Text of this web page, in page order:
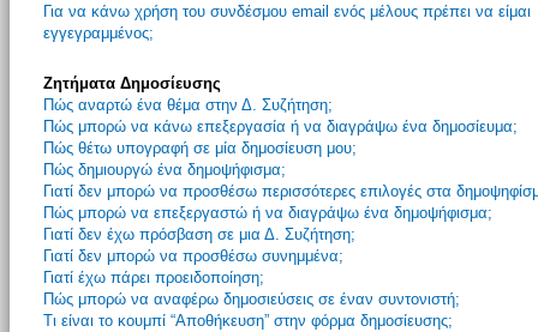
Για να κάνω χρήση του συνδέσμου email ενός μέλους πρέπει να είμαι
εγγεγραμμένος;
Ζητήματα Δημοσίευσης
Πώς αναρτώ ένα θέμα στην Δ. Συζήτηση;
Πώς μπορώ να κάνω επεξεργασία ή να διαγράψω ένα δημοσίευμα;
Πώς θέτω υπογραφή σε μία δημοσίευση μου;
Πώς δημιουργώ ένα δημοψήφισμα;
Γιατί δεν μπορώ να προσθέσω περισσότερες επιλογές στα
Πώς μπορώ να επεξεργαστώ ή να διαγράψω ένα δημοψήφισμα;
Γιατί δεν έχω πρόσβαση σε μια Δ. Συζήτηση;
Γιατί δεν μπορώ να προσθέσω συνημμένα;
Γιατί έχω πάρει προειδοποίηση;
Πώς μπορώ να αναφέρω δημοσιεύσεις σε έναν συντονιστή;
Τι είναι το κουμπί “Αποθήκευση” στην φόρμα δημοσίευσης;